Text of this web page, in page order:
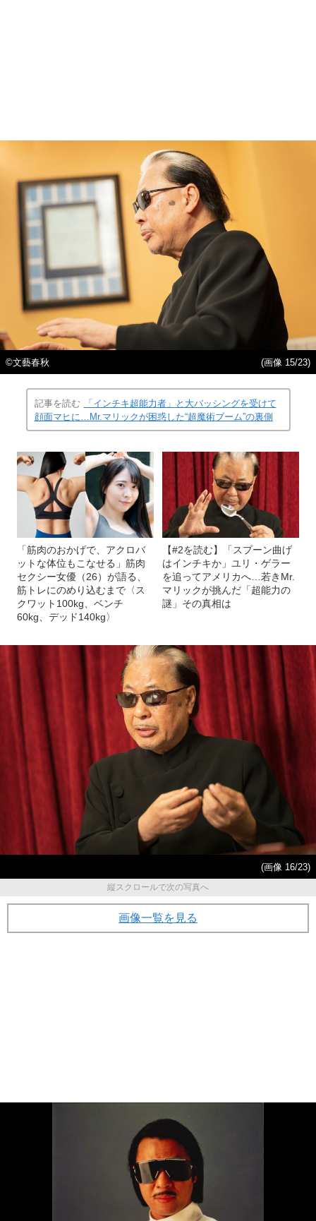
©文藝春秋 (画像 15/23)
記事を読む
「インチキ超能力者」と大バッシングを受けて
顔面マヒに…Mr.マリックが困惑した“超魔術ブーム”の裏側
「筋肉のおかげで、アクロバ
ットな体位もこなせる」筋肉
セクシー女優（26）が語る、
筋トレにのめり込むまで〈ス
クワット100kg、ベンチ
60kg、デッド140kg〉
【#2を読む】「スプーン曲げ
はインチキか」ユリ・ゲラー
を追ってアメリカへ…若きMr.
マリックが挑んだ「超能力の
謎」その真相は
(画像 16/23)
縦スクロールで次の写真へ
画像一覧を見る